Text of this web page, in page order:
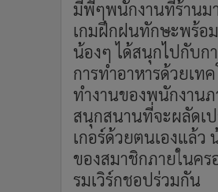
มีพี่ๆพนักงานที่ร้านม
เกมฝึกฝนทักษะพร้อ
น้องๆ ได้สนุกไปกับก
การทำอาหารด้วยเท
ทำงานของพนักงาน
สนุกสนานที่จะผลัดเ
เกอร์ด้วยตนเองแล้
ของสมาชิกภายในคร
รมเวิร์กชอปร่วมกัน